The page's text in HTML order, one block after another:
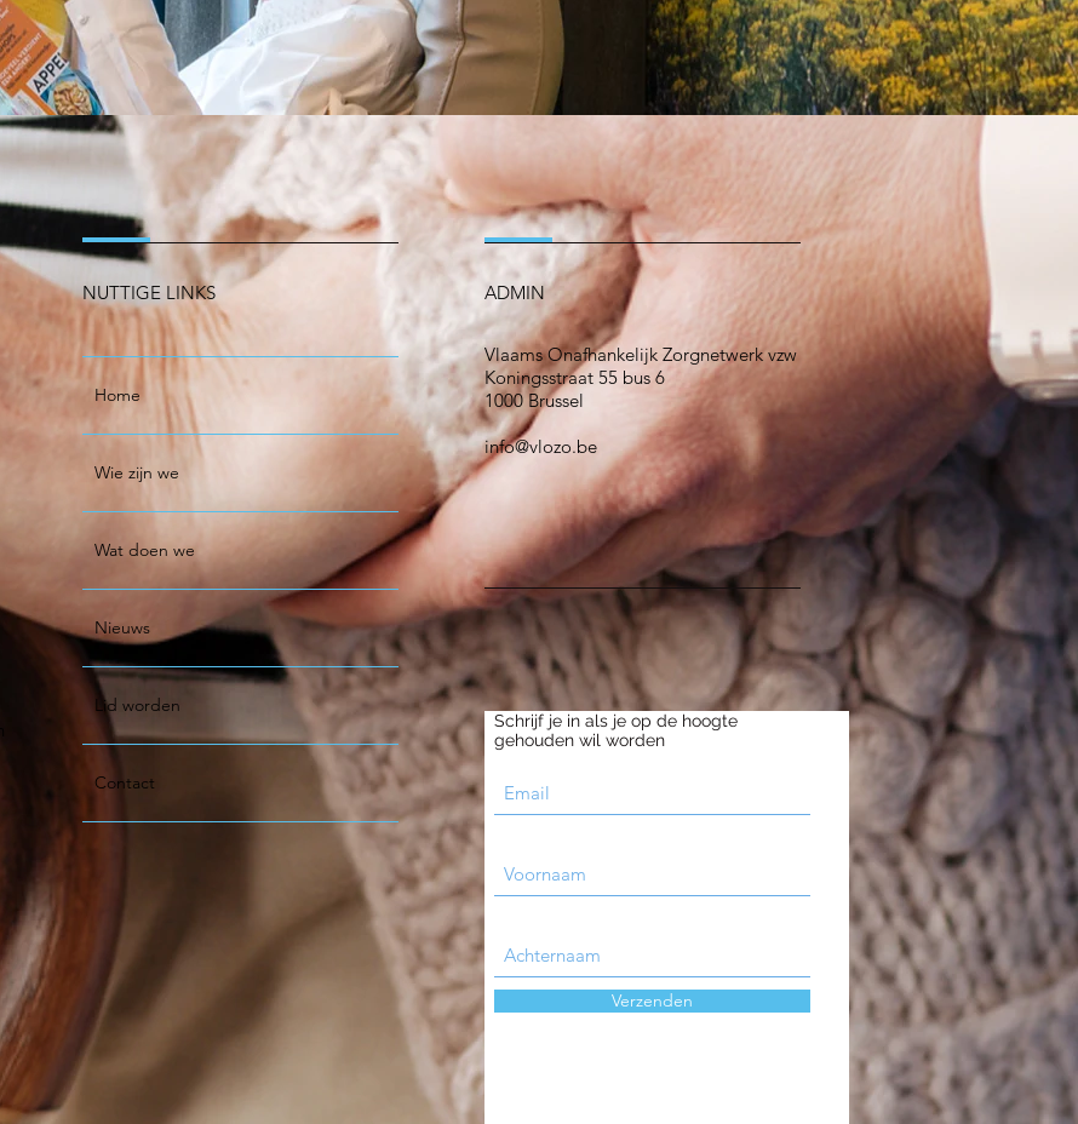
NUTTIGE LINKS
Home
Wie zijn we
Wat doen we
Nieuws
Lid worden
Contact
ADMIN
Vlaams Onafhankelijk Zorgnetwerk vzw
Koningsstraat 55 bus 6
1000 Brussel
info@vlozo.be
Schrijf je in als je op de hoogte
gehouden wil worden
Verzenden